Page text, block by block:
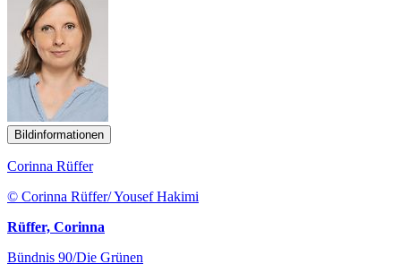
Bildinformationen
Corinna Rüffer
© Corinna Rüffer/ Yousef Hakimi
Rüffer, Corinna
Bündnis 90/Die Grünen